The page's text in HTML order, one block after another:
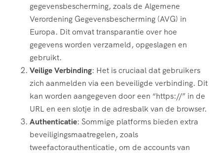
gegevensbescherming, zoals de Algemene
Verordening Gegevensbescherming (AVG) in
Europa. Dit omvat transparantie over hoe
gegevens worden verzameld, opgeslagen en
gebruikt.
Veilige Verbinding: Het is cruciaal dat gebruikers
zich aanmelden via een beveiligde verbinding. Dit
kan worden aangegeven door een “https://” in de
URL en een slotje in de adresbalk van de browser.
Authenticatie: Sommige platforms bieden extra
beveiligingsmaatregelen, zoals
tweefactorauthenticatie, om de accounts van